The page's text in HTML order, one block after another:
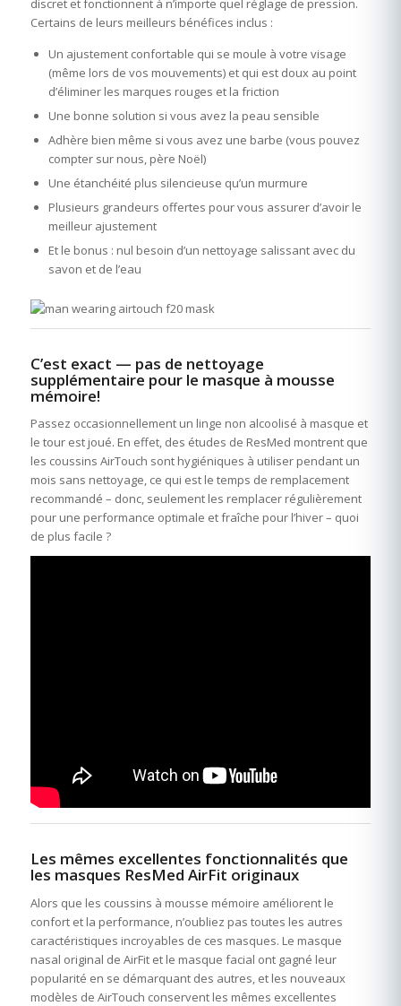
discret et fonctionnent à n’importe quel réglage de pression.
Certains de leurs meilleurs bénéfices inclus :
Un ajustement confortable qui se moule à votre visage
(même lors de vos mouvements) et qui est doux au point
d’éliminer les marques rouges et la friction
Une bonne solution si vous avez la peau sensible
Adhère bien même si vous avez une barbe (vous pouvez
compter sur nous, père Noël)
Une étanchéité plus silencieuse qu’un murmure
Plusieurs grandeurs offertes pour vous assurer d’avoir le
meilleur ajustement
Et le bonus : nul besoin d’un nettoyage salissant avec du
savon et de l’eau
C’est exact — pas de nettoyage
supplémentaire pour le masque à mousse
mémoire!
Passez occasionnellement un linge non alcoolisé à masque et
le tour est joué. En effet, des études de ResMed montrent que
les coussins AirTouch sont hygiéniques à utiliser pendant un
mois sans nettoyage, ce qui est le temps de remplacement
recommandé – donc, seulement les remplacer régulièrement
pour une performance optimale et fraîche pour l’hiver – quoi
de plus facile ?
Les mêmes excellentes fonctionnalités que
les masques ResMed AirFit originaux
Alors que les coussins à mousse mémoire améliorent le
confort et la performance, n’oubliez pas toutes les autres
caractéristiques incroyables de ces masques. Le masque
nasal original de AirFit et le masque facial ont gagné leur
popularité en se démarquant des autres, et les nouveaux
modèles de AirTouch conservent les mêmes excellentes